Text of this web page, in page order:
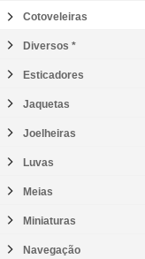
Cotoveleiras
Diversos *
Esticadores
Jaquetas
Joelheiras
Luvas
Meias
Miniaturas
Navegação